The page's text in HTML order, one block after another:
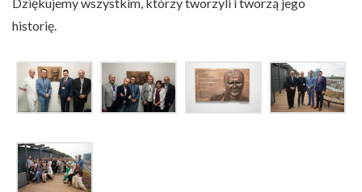
Dziękujemy wszystkim, którzy tworzyli i tworzą jego
historię.